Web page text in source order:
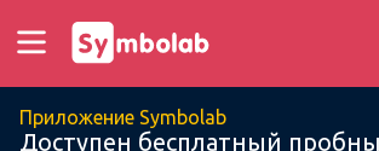
Приложение Symbolab
Доступен бесплатный